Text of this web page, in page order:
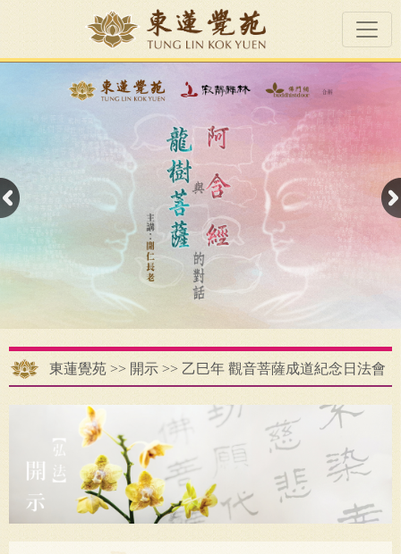
東蓮覺苑 >> 開示 >> 乙巳年 觀音菩薩成道紀念日法會
開示 – 僧徹苑長